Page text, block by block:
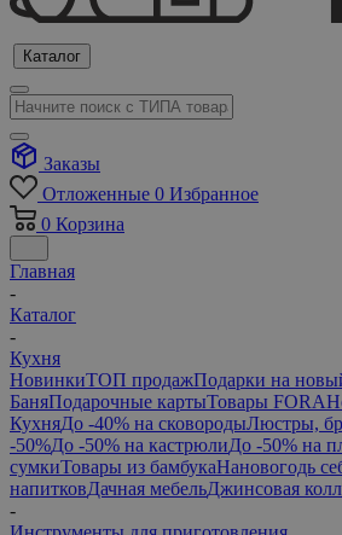
Каталог
Заказы
Отложенные 0 Избранное
0 Корзина
Главная
-
Каталог
-
Кухня
НовинкиТОП продажПодарки на
БаняПодарочные картыТовары FORA
КухняДо -40% на сковородыЛюстры,
-50%До -50% на кастрюлиДо -50% на
сумкиТовары из бамбукаНановогодь
напитковДачная мебельДжинсовая
-